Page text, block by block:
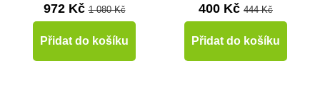
972 Kč1 080 Kč
Přidat do košíku
400 Kč 444 Kč
Přidat do košíku